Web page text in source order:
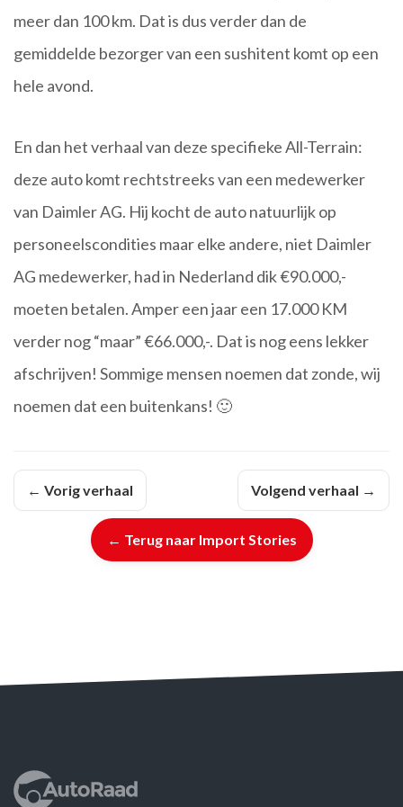
meer dan 100 km. Dat is dus verder dan de
gemiddelde bezorger van een sushitent komt op een
hele avond.
En dan het verhaal van deze specifieke All-Terrain:
deze auto komt rechtstreeks van een medewerker
van Daimler AG. Hij kocht de auto natuurlijk op
personeelscondities maar elke andere, niet Daimler
AG medewerker, had in Nederland dik €90.000,-
moeten betalen. Amper een jaar een 17.000 KM
verder nog “maar” €66.000,-. Dat is nog eens lekker
afschrijven! Sommige mensen noemen dat zonde, wij
noemen dat een buitenkans! 🙂
← Vorig verhaal
← Terug naar Import Stories
Volgend verhaal →